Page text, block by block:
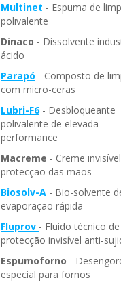
Multinet - Espuma de
polivalente
Dinaco - Dissolvente
ácido
Parapó - Composto de
com micro-ceras
Lubri-F6- Desbloqueante
polivalente de elevada
performance
Macreme - Creme
protecção das mãos
Biosolv-A - Bio-solvente
evaporação rápida
Fluprov - Fluido técnico de
protecção invisível anti-
Espumoforno -
especial para fornos